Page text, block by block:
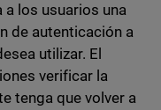
a los usuarios una
de autenticación a
utilizar. El
verificar la
tenga que volver a